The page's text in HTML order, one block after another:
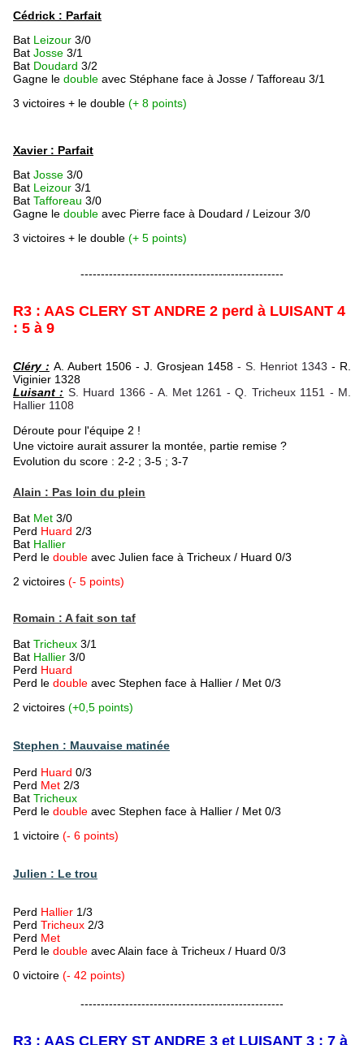
Cédrick : Parfait
Bat Leizour 3/0
Bat Josse 3/1
Bat Doudard 3/2
Gagne le double avec Stéphane face à Josse / Tafforeau 3/1
3 victoires + le double (+ 8 points)
Xavier : Parfait
Bat Josse 3/0
Bat Leizour 3/1
Bat Tafforeau 3/0
Gagne le double avec Pierre face à Doudard / Leizour 3/0
3 victoires + le double (+ 5 points)
--------------------------------------------------
R3 : AAS CLERY ST ANDRE 2 perd à LUISANT 4
: 5 à 9
Cléry : A. Aubert 1506 - J. Grosjean 1458 - S. Henriot 1343 - R.
Viginier 1328
Luisant : S. Huard 1366 - A. Met 1261 - Q. Tricheux 1151 - M.
Hallier 1108
Déroute pour l'équipe 2 !
Une victoire aurait assurer la montée, partie remise ?
Evolution du score : 2-2 ; 3-5 ; 3-7
Alain : Pas loin du plein
Bat Met 3/0
Perd Huard 2/3
Bat Hallier
Perd le double avec Julien face à Tricheux / Huard 0/3
2 victoires (- 5 points)
Romain : A fait son taf
Bat Tricheux 3/1
Bat Hallier 3/0
Perd Huard
Perd le double avec Stephen face à Hallier / Met 0/3
2 victoires (+0,5 points)
Stephen : Mauvaise matinée
Perd Huard 0/3
Perd Met 2/3
Bat Tricheux
Perd le double avec Stephen face à Hallier / Met 0/3
1 victoire (- 6 points)
Julien : Le trou
Perd Hallier 1/3
Perd Tricheux 2/3
Perd Met
Perd le double avec Alain face à Tricheux / Huard 0/3
0 victoire (- 42 points)
--------------------------------------------------
R3 : AAS CLERY ST ANDRE 3 et LUISANT 3 : 7 à